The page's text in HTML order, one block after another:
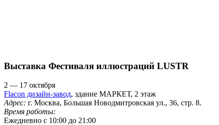
Выставка Фестиваля иллюстраций LUSTR
2 — 17 октября
Flacon дизайн-завод, здание МАРКЕТ, 2 этаж
Адрес: г. Москва, Большая Новодмитровская ул., 36, стр. 8.
Время работы:
Ежедневно с 10:00 до 21:00